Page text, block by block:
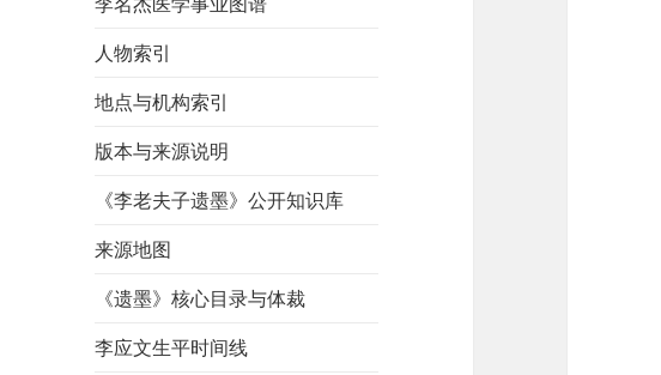
人物索引
地点与机构索引
版本与来源说明
《李老夫子遗墨》公开知识库
来源地图
《遗墨》核心目录与体裁
李应文生平时间线